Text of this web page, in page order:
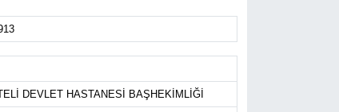
DEVLET HASTANESİ BAŞHEKİMLİĞİ